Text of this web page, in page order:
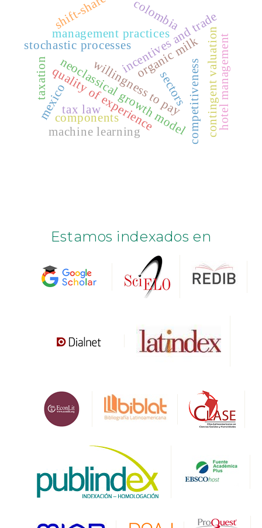
organic milk
incentives and trade
willingness to pay contingent valuation
stochastic processes
neoclassical growth model
management practices
competitiveness
colombia
quality of experience hotel management
components
sectors
shift-share
mexicotax law
taxation
machine learning
Estamos indexados en